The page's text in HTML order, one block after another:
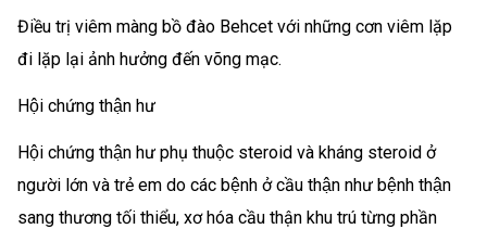
Điều trị viêm màng bồ đào Behcet với những cơn viêm lặp
đi lặp lại ảnh hưởng đến võng mạc.
Hội chứng thận hư
Hội chứng thận hư phụ thuộc steroid và kháng steroid ở
người lớn và trẻ em do các bệnh ở cầu thận như bệnh thận
sang thương tối thiểu, xơ hóa cầu thận khu trú từng phần